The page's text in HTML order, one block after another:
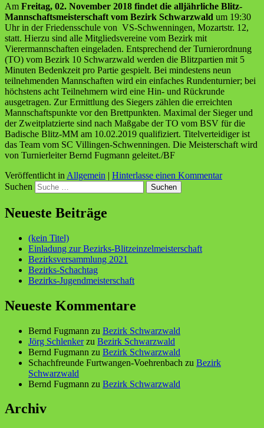
Am Freitag, 02. November 2018 findet die alljährliche Blitz-
Mannschaftsmeisterschaft vom Bezirk Schwarzwald um 19:30
Uhr in der Friedensschule von VS-Schwenningen, Mozartstr. 12,
statt. Hierzu sind alle Mitgliedsvereine vom Bezirk mit
Vierermannschaften eingeladen. Entsprechend der Turnierordnung
(TO) vom Bezirk 10 Schwarzwald werden die Blitzpartien mit 5
Minuten Bedenkzeit pro Partie gespielt. Bei mindestens neun
teilnehmenden Mannschaften wird ein einfaches Rundenturnier; bei
höchstens acht Teilnehmern wird eine Hin- und Rückrunde
ausgetragen. Zur Ermittlung des Siegers zählen die erreichten
Mannschaftspunkte vor den Brettpunkten. Maximal der Sieger und
der Zweitplatzierte sind nach Maßgabe der TO vom BSV für die
Badische Blitz-MM am 10.02.2019 qualifiziert. Titelverteidiger ist
das Team vom SC Villingen-Schwenningen. Die Meisterschaft wird
von Turnierleiter Bernd Fugmann geleitet./BF
Veröffentlicht in Allgemein | Hinterlasse einen Kommentar
Suchen
Neueste Beiträge
(kein Titel)
Einladung zur Bezirks-Blitzeinzelmeisterschaft
Bezirksversammlung 2021
Bezirks-Schachtag
Bezirks-Jugendmeisterschaft
Neueste Kommentare
Bernd Fugmann zu Bezirk Schwarzwald
Jörg Schlenkerzu Bezirk Schwarzwald
Bernd Fugmann zu Bezirk Schwarzwald
Schachfreunde Furtwangen-Voehrenbach zu Bezirk
Schwarzwald
Bernd Fugmann zu Bezirk Schwarzwald
Archiv